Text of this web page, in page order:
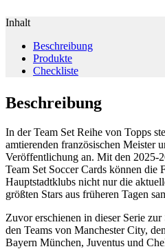
Inhalt
Beschreibung
Produkte
Checkliste
Beschreibung
In der Team Set Reihe von Topps
amtierenden französischen Meister
Veröffentlichung an. Mit den 2025-
Team Set Soccer Cards können die
Hauptstadtklubs nicht nur die
größten Stars aus früheren Tagen
Zuvor erschienen in dieser Serie zur
den Teams von Manchester City,
Bayern München, Juventus und